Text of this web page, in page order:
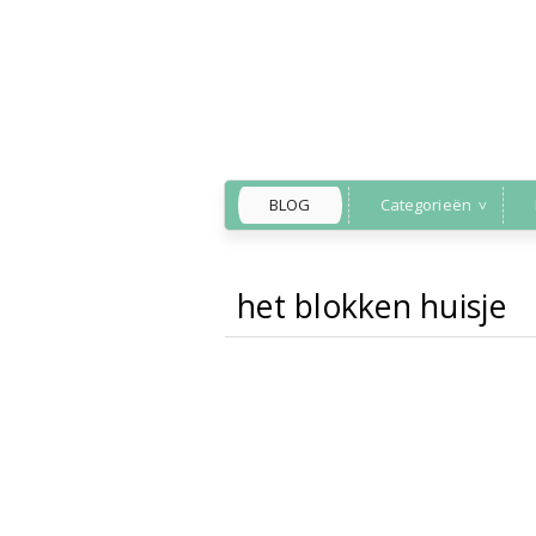
BLOG Categorieën
Back to Home»
het blokken huisje